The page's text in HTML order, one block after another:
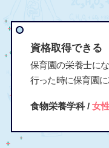
資格取得できる
保育園の栄養士に
行った時に保育園
食物栄養学科 / 女